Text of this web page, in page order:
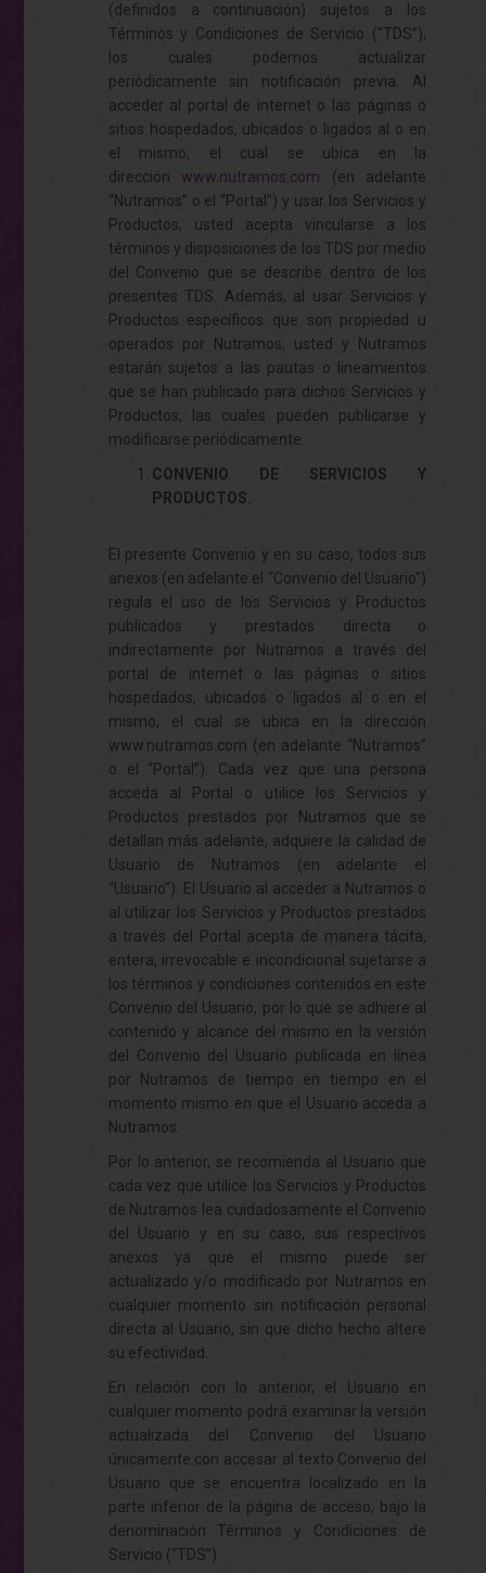
(definidos a continuación) sujetos a los
Términos y Condiciones de Servicio (“TDS”),
los cuales podemos actualizar
periódicamente sin notificación previa. Al
acceder al portal de internet o las páginas o
sitios hospedados, ubicados o ligados al o en
el mismo, el cual se ubica en la
dirección www.nutramos.com (en adelante
“Nutramos” o el “Portal”) y usar los Servicios y
Productos, usted acepta vincularse a los
términos y disposiciones de los TDS por medio
del Convenio que se describe dentro de los
presentes TDS. Además, al usar Servicios y
Productos específicos que son propiedad u
operados por Nutramos, usted y Nutramos
estarán sujetos a las pautas o lineamientos
que se han publicado para dichos Servicios y
Productos, las cuales pueden publicarse y
modificarse periódicamente.
CONVENIO DE SERVICIOS Y
PRODUCTOS.
El presente Convenio y en su caso, todos sus
anexos (en adelante el “Convenio del Usuario”)
regula el uso de los Servicios y Productos
publicados y prestados directa o
indirectamente por Nutramos a través del
portal de internet o las páginas o sitios
hospedados, ubicados o ligados al o en el
mismo, el cual se ubica en la dirección
www.nutramos.com (en adelante “Nutramos”
o el “Portal”). Cada vez que una persona
acceda al Portal o utilice los Servicios y
Productos prestados por Nutramos que se
detallan más adelante, adquiere la calidad de
Usuario de Nutramos (en adelante el
“Usuario”). El Usuario al acceder a Nutramos o
al utilizar los Servicios y Productos prestados
a través del Portal acepta de manera tácita,
entera, irrevocable e incondicional sujetarse a
los términos y condiciones contenidos en este
Convenio del Usuario, por lo que se adhiere al
contenido y alcance del mismo en la versión
del Convenio del Usuario publicada en línea
por Nutramos de tiempo en tiempo en el
momento mismo en que el Usuario acceda a
Nutramos.
Por lo anterior, se recomienda al Usuario que
cada vez que utilice los Servicios y Productos
de Nutramos lea cuidadosamente el Convenio
del Usuario y en su caso, sus respectivos
anexos ya que el mismo puede ser
actualizado y/o modificado por Nutramos en
cualquier momento sin notificación personal
directa al Usuario, sin que dicho hecho altere
su efectividad.
En relación con lo anterior, el Usuario en
cualquier momento podrá examinar la versión
actualizada del Convenio del Usuario
únicamente con accesar al texto Convenio del
Usuario que se encuentra localizado en la
parte inferior de la página de acceso, bajo la
denominación Términos y Condiciones de
Servicio (“TDS”).